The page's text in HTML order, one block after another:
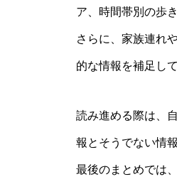
ア、時間帯別の歩
さらに、家族連れ
的な情報を補足し
読み進める際は、
報とそうでない情
最後のまとめでは